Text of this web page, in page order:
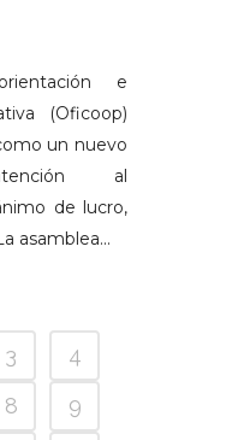
e
(Oficoop)
un nuevo
al
de lucro,
asamblea...
3
4
8
9